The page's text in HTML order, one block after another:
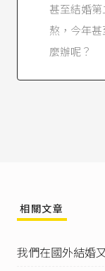
甚至結婚
熬，今年
麼辦呢？
相關文章
我們在國外結婚